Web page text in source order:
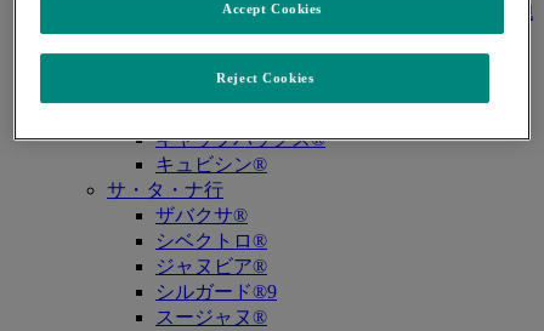
キイトルーダ®（原発性縦隔大細胞型B細胞
リンパ腫（PMBCL））
キイトルーダ®（MSI-High結腸・直腸癌）
キャップバックス®
キュビシン®
サ・タ・ナ行
ザバクサ®
シベクトロ®
ジャヌビア®
シルガード®9
スージャヌ®
Reject Cookies
Accept Cookies